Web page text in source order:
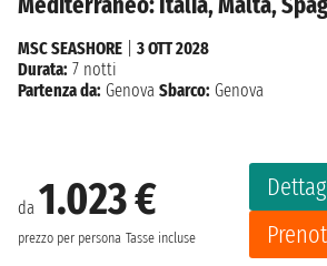
da 1.023 €
prezzo per persona Tasse incluse
MSC SEASHORE
3 OTT 2028
Durata: 7 notti
Partenza da: Genova Sbarco: Genova